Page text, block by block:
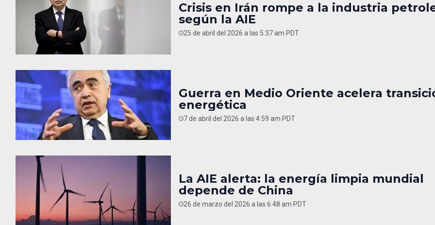
Crisis en Irán rompe a la industria
según la AIE
25 de abril del 2026 a las 5:37 am PDT
Guerra en Medio Oriente acelera
energética
7 de abril del 2026 a las 4:59 am PDT
La AIE alerta: la energía limpia mundial
depende de China
26 de marzo del 2026 a las 6:48 am PDT